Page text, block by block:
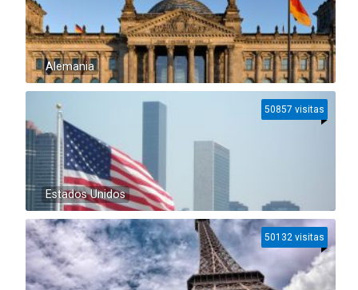
Alemania
Estados Unidos
50857 visitas
50132 visitas